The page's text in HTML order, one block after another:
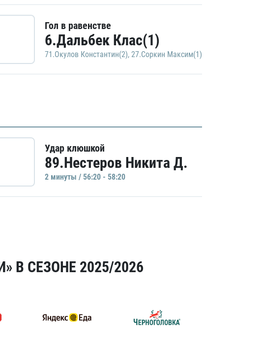
Гол в равенстве
6.Дальбек Клас(1)
71.Окулов Константин(2), 27.Соркин Максим(1)
Удар клюшкой
89.Нестеров Никита Д.
2 минуты / 56:20 - 58:20
В СЕЗОНЕ 2025/2026